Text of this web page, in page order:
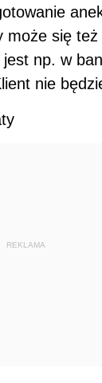
może się
np. w
nie
REKLAMA